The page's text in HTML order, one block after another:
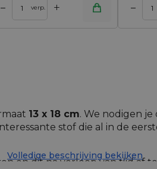
– verp. + –
Toevoegen aan winkelwagen
13 x 18 cm. We nodigen
stof die al in de
en dit na verloop van tijd af
Volledige beschrijving bekijken